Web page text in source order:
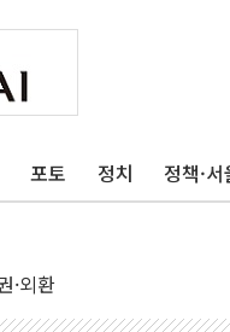
포토 정치 정책·서
·외환